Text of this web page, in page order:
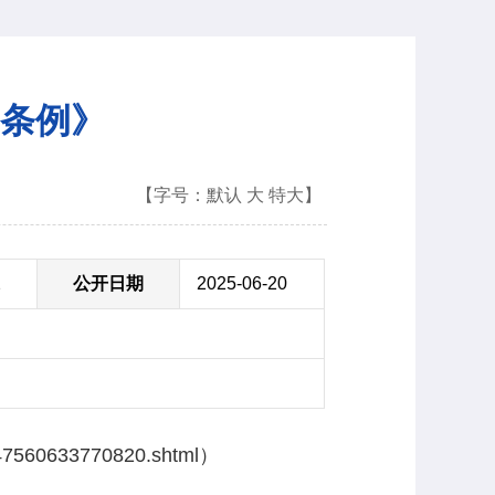
例》
【字号： 默认 大 特大 】
公开日期 2025-06-20
）